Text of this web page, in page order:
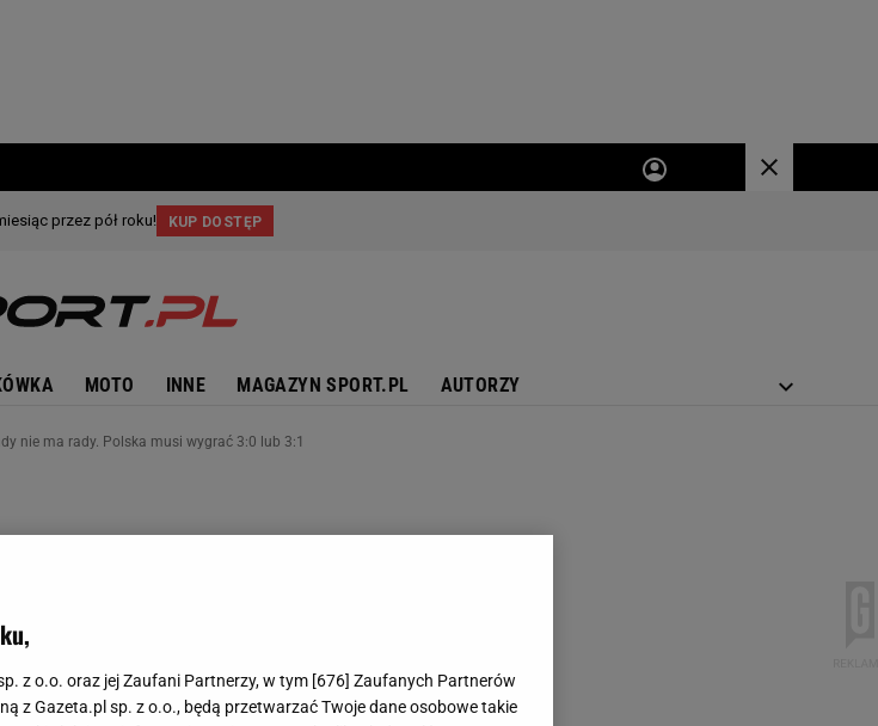
MOTO INNE MAGAZYN SPORT.PL AUTORZY
nie ma rady. Polska musi wygrać 3:0 lub 3:1
z o.o. oraz jej Zaufani Partnerzy, w tym [676] Zaufanych Partnerów
z Gazeta.pl sp. z o.o., będą przetwarzać Twoje dane osobowe takie